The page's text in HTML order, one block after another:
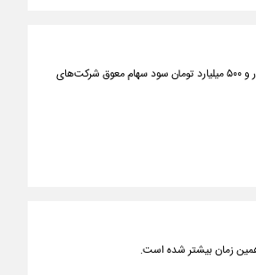
در پی اجرای حساب واحد خزانه با پیگیری دیوان محاسبات کشور، ۴۶ هزار و ۵۰۰ میلیارد تومان سود سهام معوق شرکت‌های